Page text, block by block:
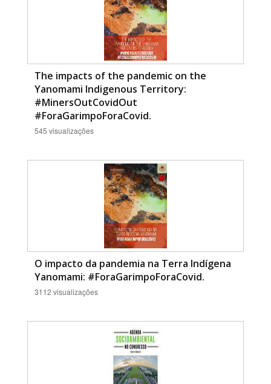
The impacts of the pandemic on the
Yanomami Indigenous Territory:
#MinersOutCovidOut
#ForaGarimpoForaCovid.
545 visualizações
O impacto da pandemia na Terra Indígena
Yanomami: #ForaGarimpoForaCovid.
3112 visualizações